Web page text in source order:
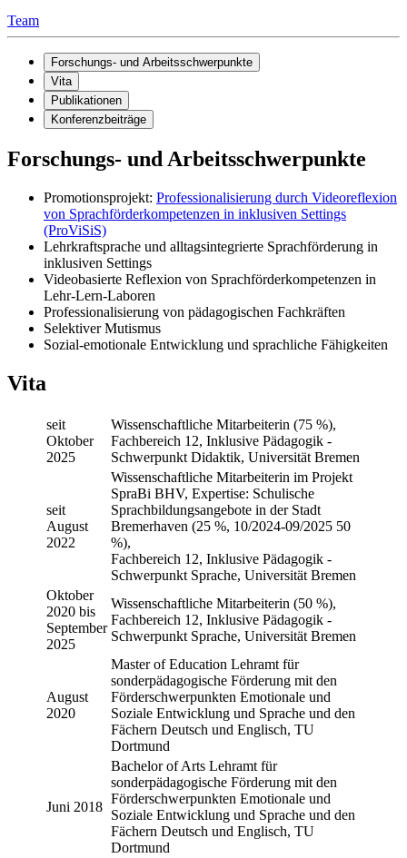
Team
Forschungs- und Arbeitsschwerpunkte
Vita
Publikationen
Konferenzbeiträge
Forschungs- und Arbeitsschwerpunkte
Promotionsprojekt: Professionalisierung durch Videoreflexion
von Sprachförderkompetenzen in inklusiven Settings
(ProViSiS)
Lehrkraftsprache und alltagsintegrierte Sprachförderung in
inklusiven Settings
Videobasierte Reflexion von Sprachförderkompetenzen in
Lehr-Lern-Laboren
Professionalisierung von pädagogischen Fachkräften
Selektiver Mutismus
Sozial-emotionale Entwicklung und sprachliche Fähigkeiten
Vita
seit
Oktober
2025
Wissenschaftliche Mitarbeiterin (75 %),
Fachbereich 12, Inklusive Pädagogik -
Schwerpunkt Didaktik, Universität Bremen
seit
August
2022
Wissenschaftliche Mitarbeiterin im Projekt
SpraBi BHV, Expertise: Schulische
Sprachbildungsangebote in der Stadt
Bremerhaven (25 %, 10/2024-09/2025 50
%),
Fachbereich 12, Inklusive Pädagogik -
Schwerpunkt Sprache, Universität Bremen
Oktober
2020 bis
September
2025
Wissenschaftliche Mitarbeiterin (50 %),
Fachbereich 12, Inklusive Pädagogik -
Schwerpunkt Sprache, Universität Bremen
August
2020
Master of Education Lehramt für
sonderpädagogische Förderung mit den
Förderschwerpunkten Emotionale und
Soziale Entwicklung und Sprache und den
Fächern Deutsch und Englisch, TU
Dortmund
Juni 2018
Bachelor of Arts Lehramt für
sonderpädagogische Förderung mit den
Förderschwerpunkten Emotionale und
Soziale Entwicklung und Sprache und den
Fächern Deutsch und Englisch, TU
Dortmund